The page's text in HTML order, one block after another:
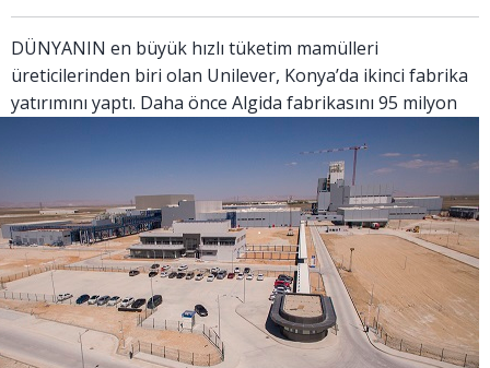
DÜNYANIN en büyük hızlı tüketim mamülleri
üreticilerinden biri olan Unilever, Konya’da ikinci fabrika
yatırımını yaptı. Daha önce Algida fabrikasını 95 milyon